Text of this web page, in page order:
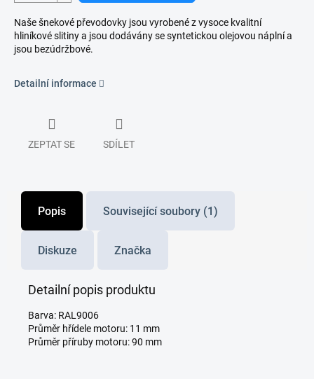
Naše šnekové převodovky jsou vyrobené z vysoce kvalitní
hliníkové slitiny a jsou dodávány se syntetickou olejovou náplní a
jsou bezúdržbové.
Detailní informace
ZEPTAT SE SDÍLET
Popis Související soubory (1)
Diskuze Značka
Detailní popis produktu
Barva: RAL9006
Průměr hřídele motoru: 11 mm
Průměr příruby motoru: 90 mm